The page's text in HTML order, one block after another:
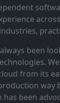
been
from its
way
been